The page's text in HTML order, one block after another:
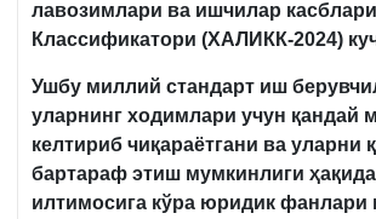
лавозимлари ва ишчилар касблари
Классификатори (ХАЛ ИКК-2024)
Ушбу миллий стандарт иш
уларнинг ходимлари учун қандай
келтириб чиқараётгани ва уларни
бартараф этиш мумкинлиги ҳақида
илтимосига кўра юридик фанлари